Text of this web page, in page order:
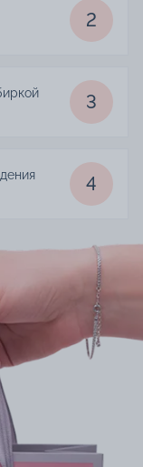
2
3
4